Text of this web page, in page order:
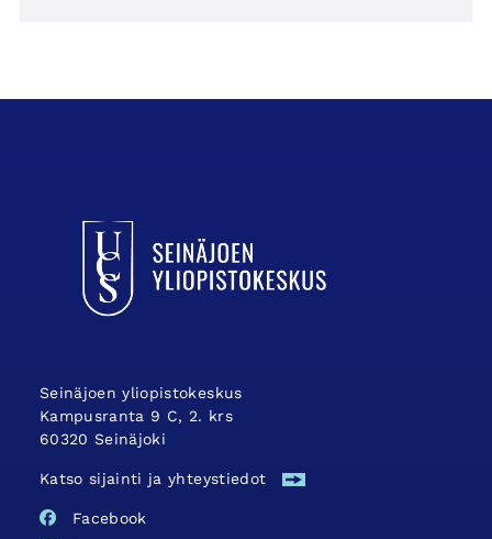
Seinäjoen yliopistokeskus
Kampusranta 9 C, 2. krs
60320 Seinäjoki
Katso sijainti ja yhteystiedot
Facebook